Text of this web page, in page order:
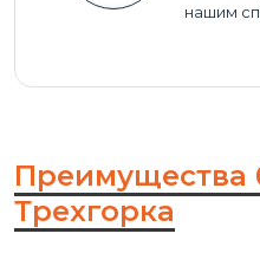
нашим
Преимущества
Трехгорка